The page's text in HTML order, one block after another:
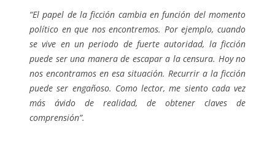
“El papel de la ficción cambia en función del momento
político en que nos encontremos. Por ejemplo, cuando
se vive en un periodo de fuerte autoridad, la ficción
puede ser una manera de escapar a la censura. Hoy no
nos encontramos en esa situación. Recurrir a la ficción
puede ser engañoso. Como lector, me siento cada vez
más ávido de realidad, de obtener claves de
comprensión”.